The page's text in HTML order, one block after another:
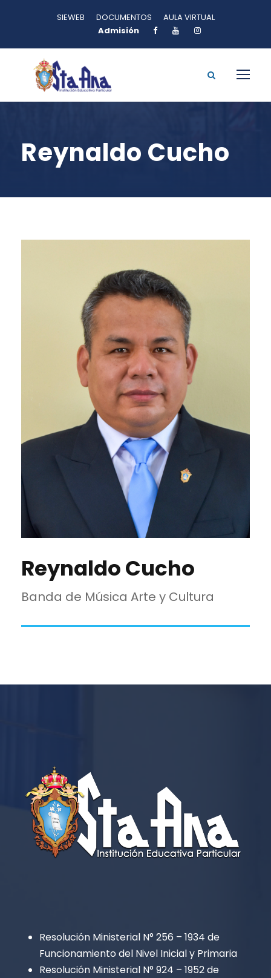
SIEWEB DOCUMENTOS
AULA VIRTUAL
Admisión
Reynaldo Cucho
Reynaldo Cucho
Banda de Música Arte y Cultura
Resolución Ministerial N° 256 – 1934 de
Funcionamiento del Nivel Inicial y Primaria
Resolución Ministerial N° 924 – 1952 de